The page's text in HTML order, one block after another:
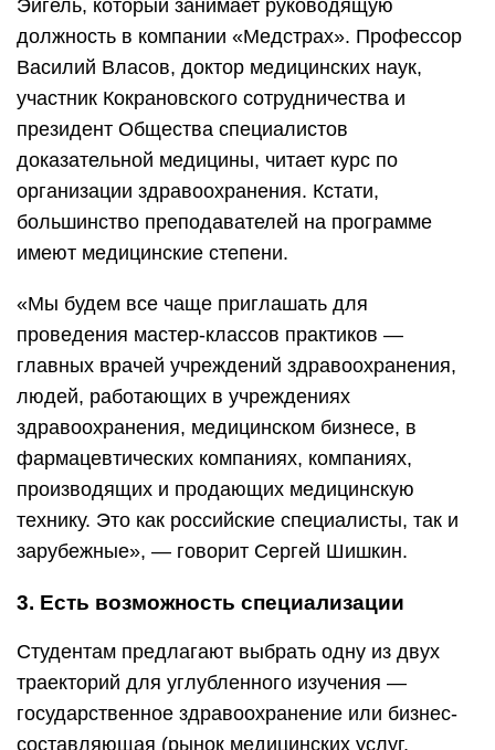
Эйгель, который занимает руководящую
должность в компании «Медстрах». Профессор
Василий Власов, доктор медицинских наук,
участник Кокрановского сотрудничества и
президент Общества специалистов
доказательной медицины, читает курс по
организации здравоохранения. Кстати,
большинство преподавателей на программе
имеют медицинские степени.
«Мы будем все чаще приглашать для
проведения мастер-классов практиков —
главных врачей учреждений здравоохранения,
людей, работающих в учреждениях
здравоохранения, медицинском бизнесе, в
фармацевтических компаниях, компаниях,
производящих и продающих медицинскую
технику. Это как российские специалисты, так и
зарубежные», — говорит Сергей Шишкин.
3. Есть возможность специализации
Студентам предлагают выбрать одну из двух
траекторий для углубленного изучения —
государственное здравоохранение или бизнес-
составляющая (рынок медицинских услуг,